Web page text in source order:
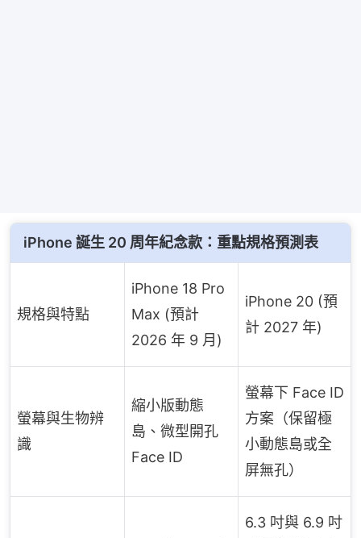
iPhone 誕生 20 周年紀念款：重點規格預測表
規格與特點
iPhone 18 Pro
Max (預計
2026 年 9 月)
iPhone 20 (預
計 2027 年)
螢幕與生物辨
識
縮小版動態
島、微型開孔
Face ID
螢幕下 Face ID
方案（保留極
小動態島或全
屏無孔）
6.3 吋與 6.9 吋